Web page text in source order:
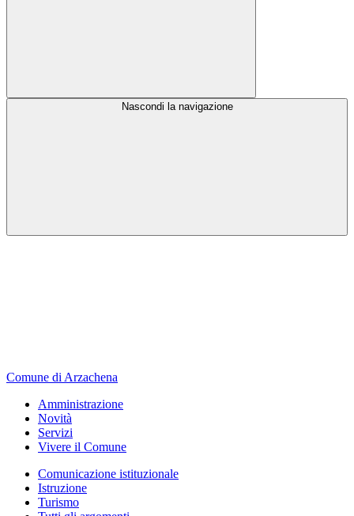
Nascondi la navigazione
Comune di Arzachena
Amministrazione
Novità
Servizi
Vivere il Comune
Comunicazione istituzionale
Istruzione
Turismo